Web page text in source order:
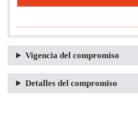
Vigencia del compromiso
Detalles del compromiso